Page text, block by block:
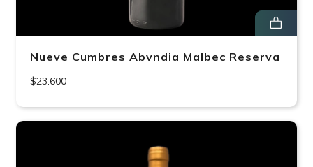
Nueve Cumbres Abvndia Malbec Reserva
$23.600